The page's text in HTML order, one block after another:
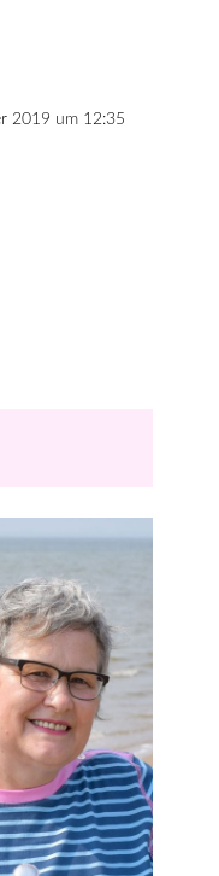
2019 um 12:35